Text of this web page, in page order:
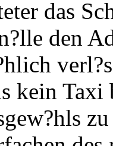
das
den
kein Taxi